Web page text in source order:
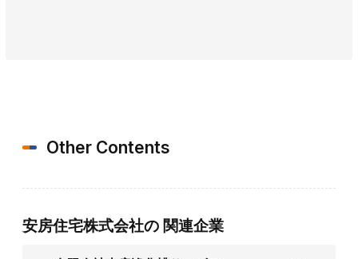
Other Contents
安房住宅株式会社の 関連企業